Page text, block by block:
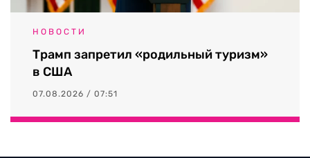
НОВОСТИ
Трамп запретил «родильный туризм»
в США
07.08.2026 / 07:51